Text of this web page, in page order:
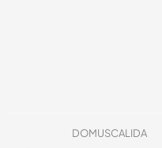
DOMUSCALIDA